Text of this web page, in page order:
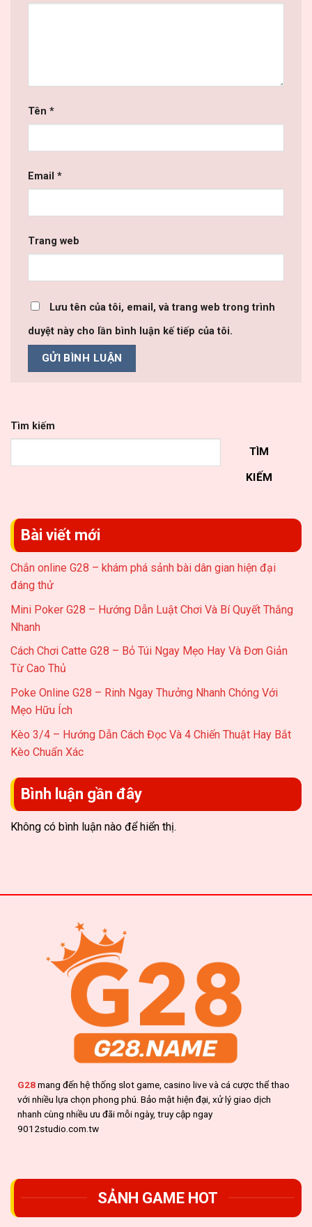
Tên *
Email *
Trang web
Lưu tên của tôi, email, và trang web trong trình
duyệt này cho lần bình luận kế tiếp của tôi.
Tìm kiếm
TÌM
KIẾM
Bài viết mới
Chắn online G28 – khám phá sảnh bài dân gian hiện đại
đáng thử
Mini Poker G28 – Hướng Dẫn Luật Chơi Và Bí Quyết Thắng
Nhanh
Cách Chơi Catte G28 – Bỏ Túi Ngay Mẹo Hay Và Đơn Giản
Từ Cao Thủ
Poke Online G28 – Rinh Ngay Thưởng Nhanh Chóng Với
Mẹo Hữu Ích
Kèo 3/4 – Hướng Dẫn Cách Đọc Và 4 Chiến Thuật Hay Bắt
Kèo Chuẩn Xác
Bình luận gần đây
Không có bình luận nào để hiển thị.
G28mang đến hệ thống slot game, casino live và cá cược thể thao
với nhiều lựa chọn phong phú. Bảo mật hiện đại, xử lý giao dịch
nhanh cùng nhiều ưu đãi mỗi ngày, truy cập ngay
9012studio.com.tw
SẢNH GAME HOT